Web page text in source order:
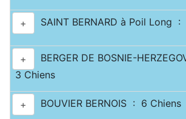
+ SAINT BERNARD à Poil Long :
+
BERGER DE BOSNIE-
3 Chiens
+ BOUVIER BERNOIS : 6 Chiens